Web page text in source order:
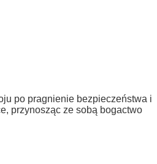
po pragnienie bezpieczeństwa i
przynosząc ze sobą bogactwo